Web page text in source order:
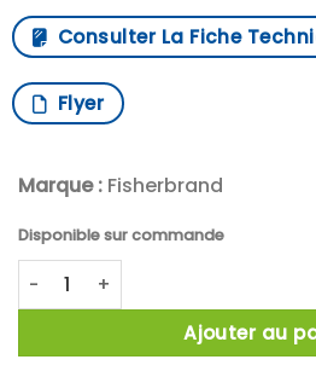
Consulter La Fiche
Flyer
Marque : Fisherbrand
Disponible sur commande
quantité de THERMOMETRE -
Ajouter au